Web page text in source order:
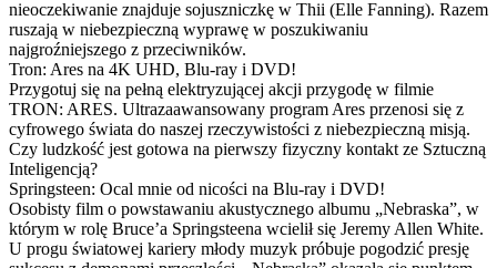
nieoczekiwanie znajduje sojuszniczkę w Thii (Elle Fanning). Razem
ruszają w niebezpieczną wyprawę w poszukiwaniu
najgroźniejszego z przeciwników.
Tron: Ares na 4K UHD, Blu-ray i DVD!
Przygotuj się na pełną elektryzującej akcji przygodę w filmie
TRON: ARES. Ultrazaawansowany program Ares przenosi się z
cyfrowego świata do naszej rzeczywistości z niebezpieczną misją.
Czy ludzkość jest gotowa na pierwszy fizyczny kontakt ze Sztuczną
Inteligencją?
Springsteen: Ocal mnie od nicości na Blu-ray i DVD!
Osobisty film o powstawaniu akustycznego albumu „Nebraska”, w
którym w rolę Bruce’a Springsteena wcielił się Jeremy Allen White.
U progu światowej kariery młody muzyk próbuje pogodzić presję